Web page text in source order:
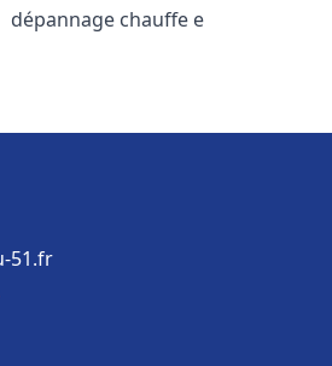
dépannage chauffe e
51.fr